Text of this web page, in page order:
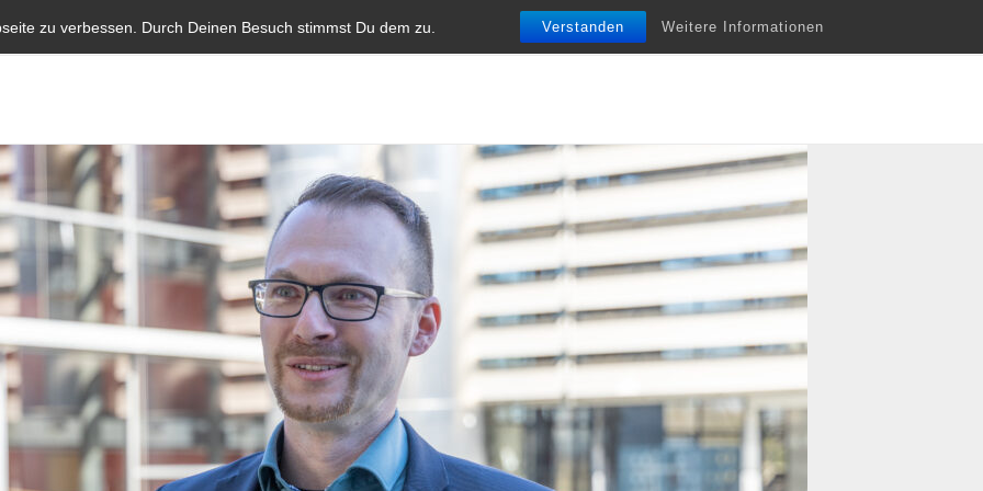
zu verbessen. Durch Deinen Besuch stimmst Du dem zu. Verstanden Weitere Informationen
Start Aktuelles Blauer Brief Parlamentarische Infobriefe Termine Vita Unterstützung